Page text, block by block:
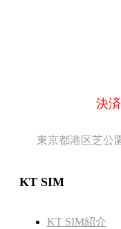
決
東京都港区芝公
KT SIM
KT SIM紹介